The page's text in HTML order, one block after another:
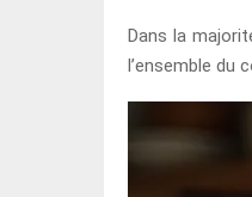
Dans la
l’ensemble du